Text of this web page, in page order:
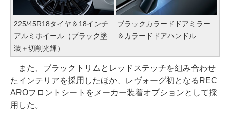
225/45R18タイヤ＆18インチ
アルミホイール（ブラック塗
装＋切削光輝）
ブラックカラードドアミラー
＆カラードドアハンドル
また、ブラックトリムとレッドステッチを組み合わせ
たインテリアを採用したほか、レヴォーグ初となるREC
AROフロントシートをメーカー装着オプションとして採
用した。